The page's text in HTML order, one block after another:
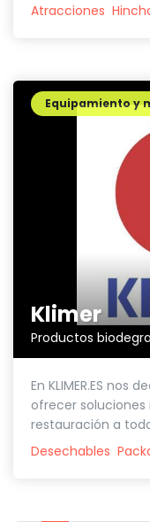
Atracciones
Klimer
Productos
Equipamiento y
En KLIMER.ES nos
ofrecer
restauración a
Desechables